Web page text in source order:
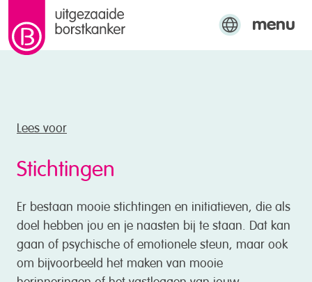
naar de inhoud menu
Lees voor
Stichtingen
Er bestaan mooie stichtingen en initiatieven, die als
doel hebben jou en je naasten bij te staan. Dat kan
gaan of psychische of emotionele steun, maar ook
om bijvoorbeeld het maken van mooie
herinneringen of het vastleggen van jouw